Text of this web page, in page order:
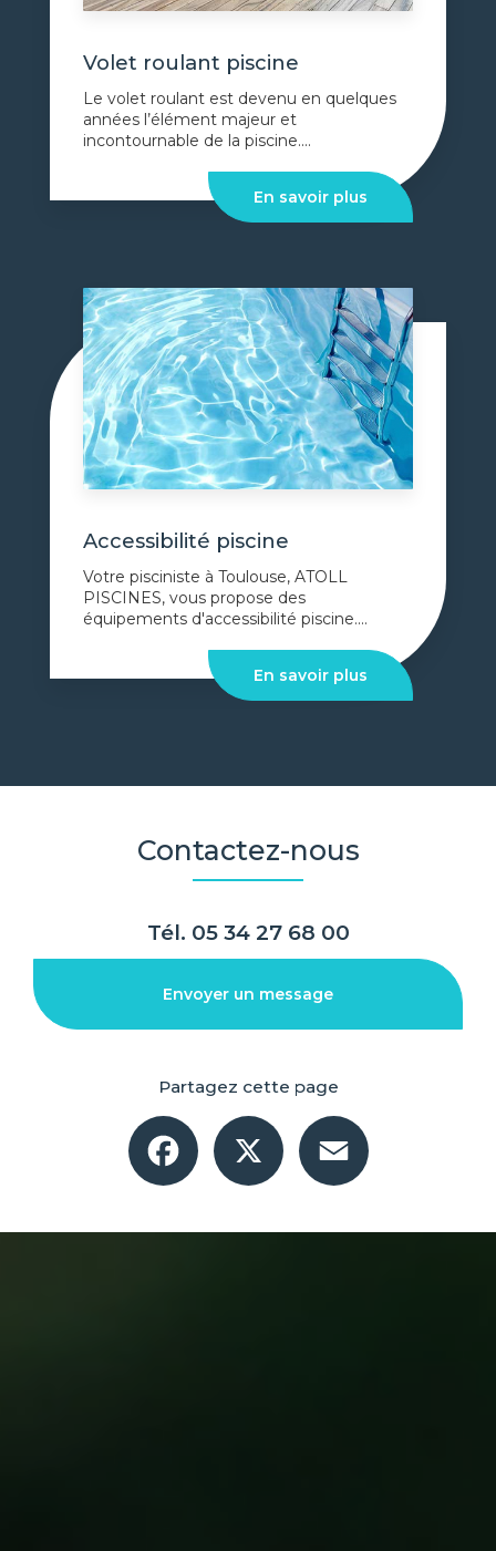
Volet roulant piscine
Le volet roulant est devenu en quelques
années l’élément majeur et
incontournable de la piscine....
En savoir plus
Accessibilité piscine
Votre pisciniste à Toulouse, ATOLL
PISCINES, vous propose des
équipements d'accessibilité piscine....
En savoir plus
Contactez-nous
Tél. 05 34 27 68 00
Envoyer un message
Partagez cette page
Facebook